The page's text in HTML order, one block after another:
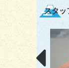
スタッ